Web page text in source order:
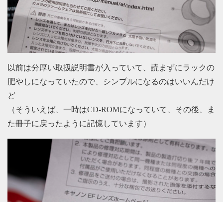
以前は分厚い取扱説明書が入っていて、読まずにラックの
肥やしになっていたので、シンプルになるのはいいんだけ
ど
（そういえば、一時はCD-ROMになっていて、その後、ま
た冊子に戻ったように記憶しています）